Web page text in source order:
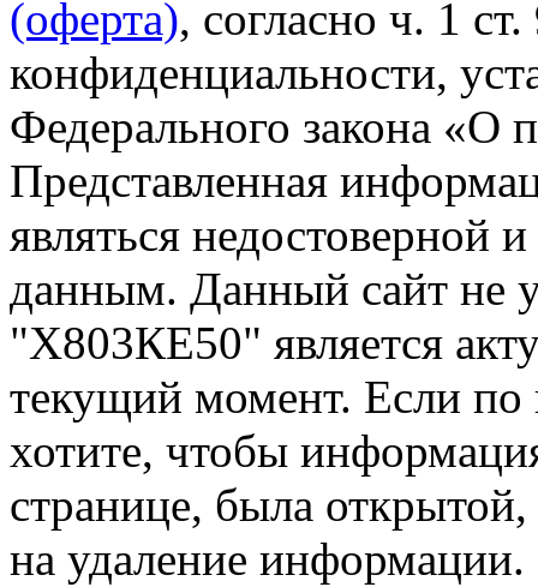
(оферта), согласно ч. 1
конфиденциальности,
Федерального закона «О
Представленная
являться недостоверной
данным. Данный сайт не
"Х803КЕ50" является
текущий момент. Если
хотите, чтобы
странице, была открытой,
на удаление информации.